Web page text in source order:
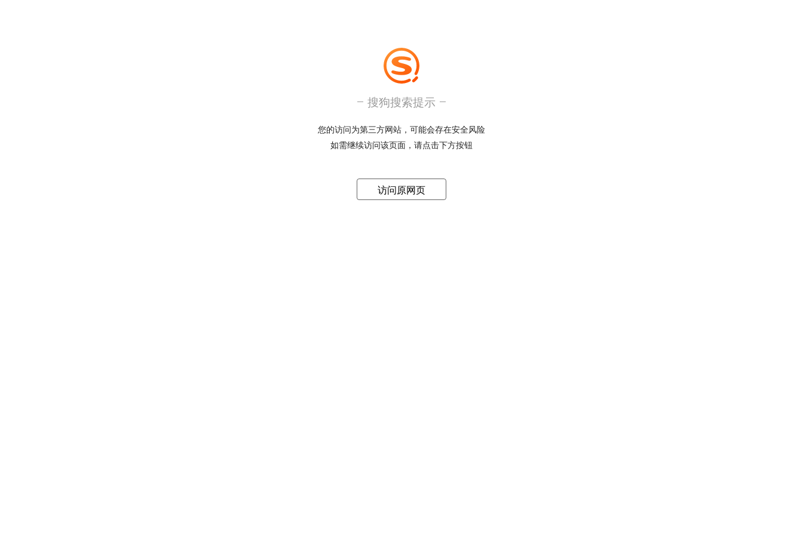
搜狗搜索提示
您的访问为第三方网站，可能会存在安全风险
如需继续访问该页面，请点击下方按钮
访问原网页